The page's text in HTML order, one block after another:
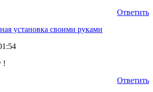
Ответить
установка своими руками
!
Ответить